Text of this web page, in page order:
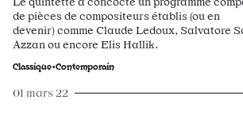
de pièces de compositeurs établis (ou en
devenir) comme Claude Ledoux, Salvatore
Azzan ou encore Elis Hallik.
Classique•Contemporain
01 mars 22